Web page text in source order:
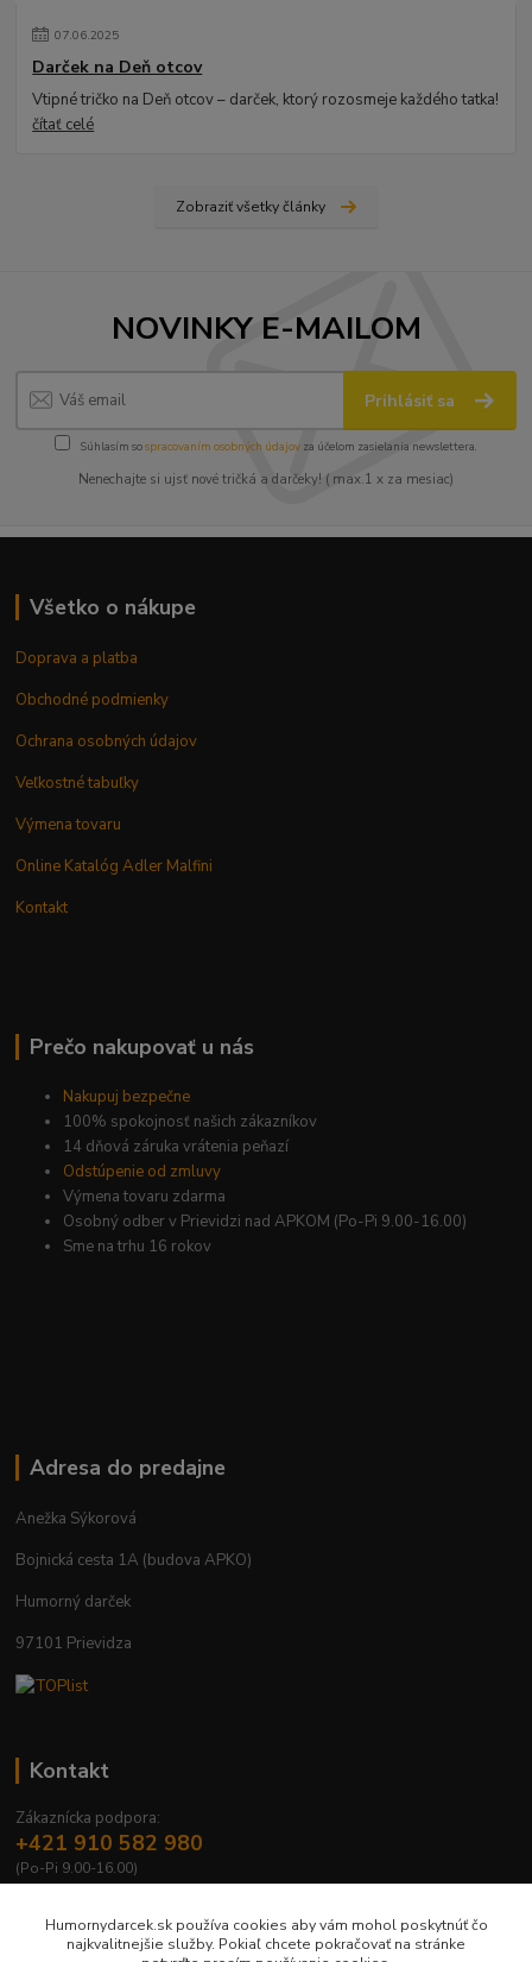
07.06.2025
Darček na Deň otcov
Vtipné tričko na Deň otcov – darček, ktorý rozosmeje každého tatka!
čítať celé
Zobraziť všetky články
NOVINKY E-MAILOM
Prihlásiť sa
Súhlasím sospracovaním osobných údajov za účelom zasielania newslettera.
Nenechajte si ujsť nové tričká a darčeky! ( max.1 x za mesiac)
Všetko o nákupe
Doprava a platba
Obchodné podmienky
Ochrana osobných údajov
Veľkostné tabuľky
Výmena tovaru
Online Katalóg Adler Malfini
Kontakt
Prečo nakupovať u nás
Nakupuj bezpečne
100% spokojnosť našich zákazníkov
14 dňová záruka vrátenia peňazí
Odstúpenie od zmluvy
Výmena tovaru zdarma
Osobný odber v Prievidzi nad APKOM (Po-Pi 9.00-16.00)
Sme na trhu 16 rokov
Adresa do predajne
Anežka Sýkorová
Bojnická cesta 1A (budova APKO)
Humorný darček
97101 Prievidza
Kontakt
Zákaznícka podpora:
+421 910 582 980
(Po-Pi 9.00-16.00)
Humornydarcek.sk používa cookies aby vám mohol poskytnúť čo
najkvalitnejšie služby. Pokiaľ chcete pokračovať na stránke